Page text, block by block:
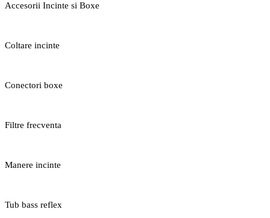
Accesorii Incinte si Boxe
Coltare incinte
Conectori boxe
Filtre frecventa
Manere incinte
Tub bass reflex